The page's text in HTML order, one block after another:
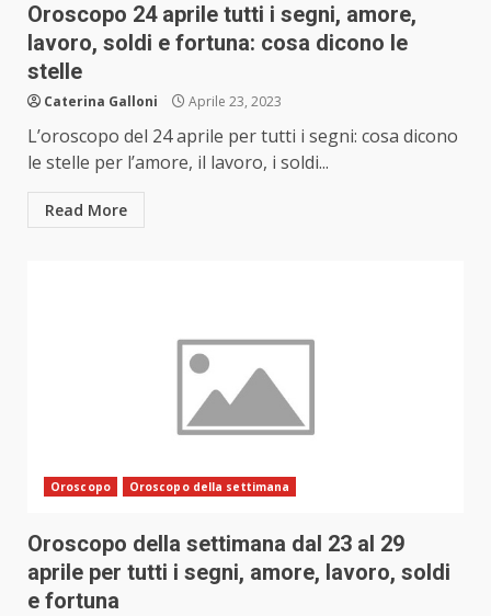
Oroscopo 24 aprile tutti i segni, amore,
lavoro, soldi e fortuna: cosa dicono le
stelle
Caterina Galloni Aprile 23, 2023
L’oroscopo del 24 aprile per tutti i segni: cosa dicono
le stelle per l’amore, il lavoro, i soldi...
Read More
Oroscopo Oroscopo della settimana
Oroscopo della settimana dal 23 al 29
aprile per tutti i segni, amore, lavoro, soldi
e fortuna